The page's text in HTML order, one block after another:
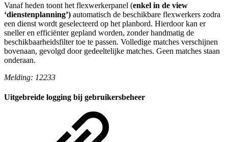
Vanaf heden toont het flexwerkerpanel (enkel in de view
‘dienstenplanning’) automatisch de beschikbare flexwerkers zodra
een dienst wordt geselecteerd op het planbord. Hierdoor kan er
sneller en efficiënter gepland worden, zonder handmatig de
beschikbaarheidsfilter toe te passen. Volledige matches verschijnen
bovenaan, gevolgd door gedeeltelijke matches. Geen matches staan
onderaan.
Melding: 12233
Uitgebreide logging bij gebruikersbeheer